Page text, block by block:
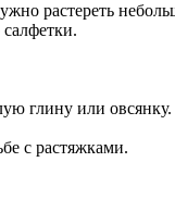
растереть
глину или овсянку.
с растяжками.